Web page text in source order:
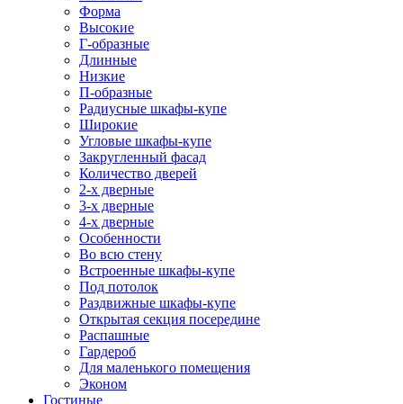
Форма
Высокие
Г-образные
Длинные
Низкие
П-образные
Радиусные шкафы-купе
Широкие
Угловые шкафы-купе
Закругленный фасад
Количество дверей
2-х дверные
3-х дверные
4-х дверные
Особенности
Во всю стену
Встроенные шкафы-купе
Под потолок
Раздвижные шкафы-купе
Открытая секция посередине
Распашные
Гардероб
Для маленького помещения
Эконом
Гостиные